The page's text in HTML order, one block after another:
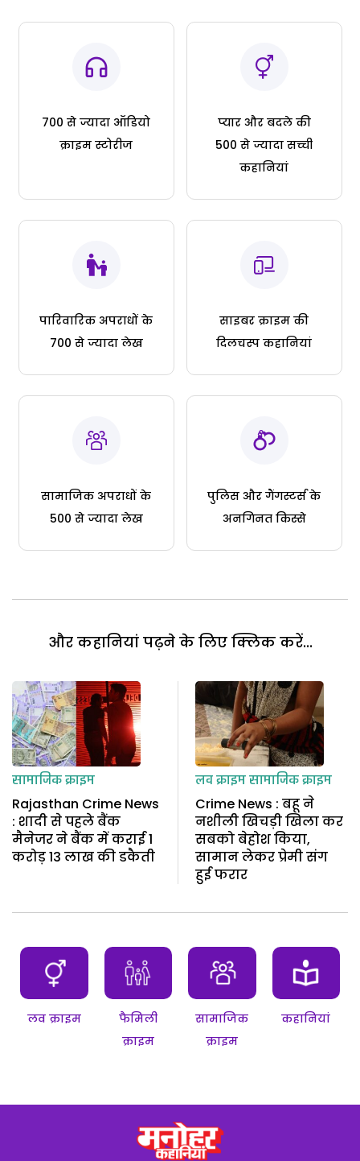
700 से ज्यादा ऑडियो
क्राइम स्टोरीज
प्यार और बदले की
500 से ज्यादा सच्ची
कहानियां
पारिवारिक अपराधों के
700 से ज्यादा लेख
साइबर क्राइम की
दिलचस्प कहानियां
सामाजिक अपराधों के
500 से ज्यादा लेख
पुलिस और गैंगस्टर्स के
अनगिनत किस्से
और कहानियां पढ़ने के लिए क्लिक करें...
सामाजिक क्राइम
Rajasthan Crime News
: शादी से पहले बैंक
मैनेजर ने बैंक में कराई 1
करोड़ 13 लाख की डकैती
लव क्राइमसामाजिक क्राइम
Crime News : बहू ने
नशीली खिचड़ी खिला कर
सबको बेहोश किया,
सामान लेकर प्रेमी संग
हुई फरार
लव क्राइम
फैमिली
क्राइम
सामाजिक
क्राइम
कहानियां